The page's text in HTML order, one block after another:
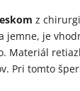
z
jemne, je
Materiál
Pri tomto